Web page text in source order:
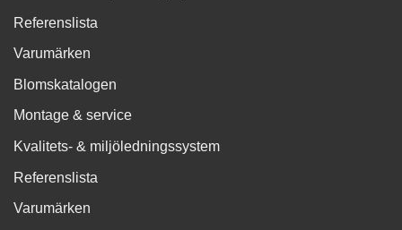
Referenslista
Varumärken
Blomskatalogen
Montage & service
Kvalitets- & miljöledningssystem
Referenslista
Varumärken